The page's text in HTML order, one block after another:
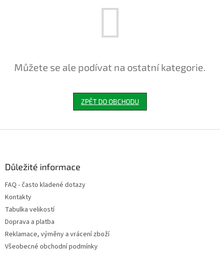
Můžete se ale podívat na ostatní kategorie.
ZPĚT DO OBCHODU
Důležité informace
FAQ - často kladené dotazy
Kontakty
Tabulka velikostí
Doprava a platba
Reklamace, výměny a vrácení zboží
Všeobecné obchodní podmínky